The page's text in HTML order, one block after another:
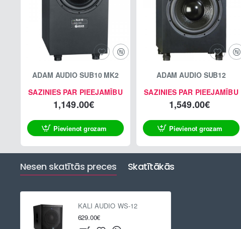
SAZINIES PAR PIEEJAMĪBU
ADAM AUDIO SUB10 MK2
1,149.00€
Pievienot grozam
SAZINIES PAR PIEEJAMĪBU
ADAM AUDIO SUB12
1,549.00€
Pievienot grozam
Nesen skatītās preces Skatītākās
KALI AUDIO WS-12
629.00€